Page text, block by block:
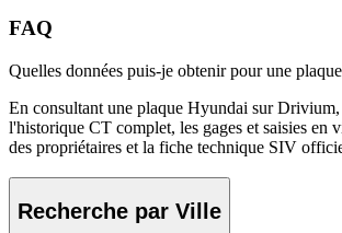
FAQ
Quelles données puis-je obtenir pour une
En consultant une plaque Hyundai sur Drivium,
l'historique CT complet, les gages et saisies en
des propriétaires et la fiche technique SIV
Recherche par Ville